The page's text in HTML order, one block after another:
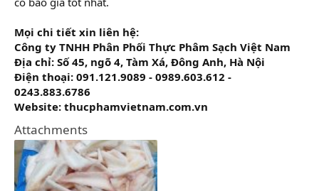
Mọi chi tiết xin liên hệ:
Công ty TNHH Phân Phối Thực Phâm Sạch Việt Nam
Địa chỉ: Số 45, ngõ 4, Tàm Xá, Đông Anh, Hà Nội
Điện thoại: 091.121.9089 - 0989.603.612 -
0243.883.6786
Website: thucphamvietnam.com.vn
Attachments